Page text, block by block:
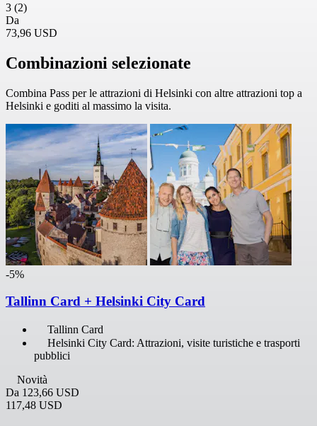
3 (2)
Da
73,96 USD
Combinazioni selezionate
Combina Pass per le attrazioni di Helsinki con altre attrazioni top a
Helsinki e goditi al massimo la visita.
-5%
Tallinn Card + Helsinki City Card
Tallinn Card
Helsinki City Card: Attrazioni, visite turistiche e trasporti
pubblici
Novità
Da 123,66 USD
117,48 USD